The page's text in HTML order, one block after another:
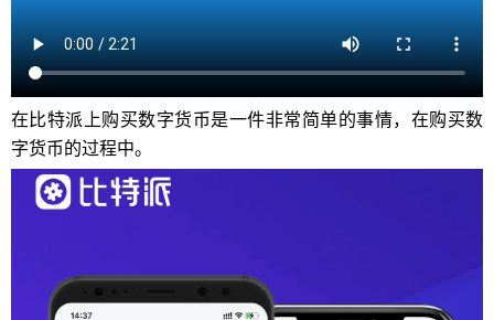
在比特派上购买数字货币是一件非常简单的事情，在购买数
字货币的过程中。